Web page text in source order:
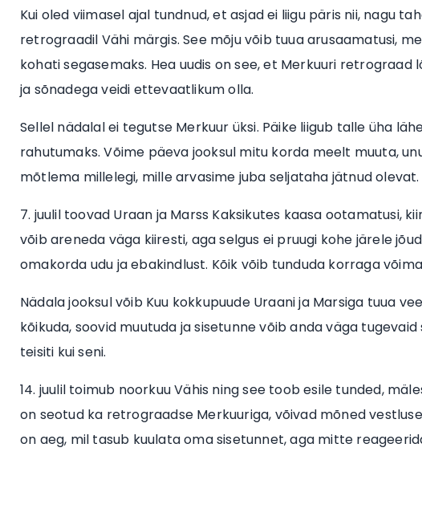
Kui oled viimasel ajal tundnud, et asjad ei liigu päris nii, nagu
retrograadil Vähi märgis. See mõju võib tuua arusaamatusi,
kohati segasemaks. Hea uudis on see, et Merkuuri retrograad
ja sõnadega veidi ettevaatlikum olla.
Sellel nädalal ei tegutse Merkuur üksi. Päike liigub talle üha
rahutumaks. Võime päeva jooksul mitu korda meelt muuta,
mõtlema millelegi, mille arvasime juba seljataha jätnud olevat.
7. juulil toovad Uraan ja Marss Kaksikutes kaasa ootamatusi,
võib areneda väga kiiresti, aga selgus ei pruugi kohe järele
omakorda udu ja ebakindlust. Kõik võib tunduda korraga
Nädala jooksul võib Kuu kokkupuude Uraani ja Marsiga tuua
kõikuda, soovid muutuda ja sisetunne võib anda väga
teisiti kui seni.
14. juulil toimub noorkuu Vähis ning see toob esile tunded,
on seotud ka retrograadse Merkuuriga, võivad mõned
on aeg, mil tasub kuulata oma sisetunnet, aga mitte